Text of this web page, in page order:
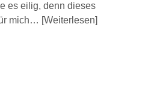
es eilig, denn dieses
mich… Weiterlesen